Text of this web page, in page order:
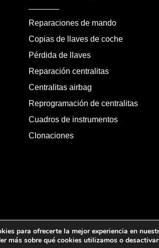
Reparaciones de mando
Copias de llaves de coche
Pérdida de llaves
Reparación centralitas
Centralitas airbag
Reprogramación de centralitas
Cuadros de instrumentos
Clonaciones
Todos los derechos reservados.
para ofrecerte la mejor experiencia en
más sobre qué cookies utilizamos o